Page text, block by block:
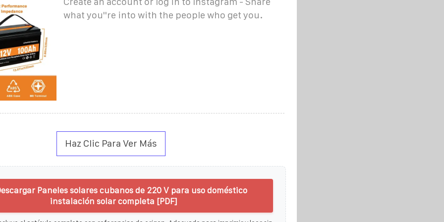
what you''re into with the people who get you.
Haz Clic Para Ver Más
Paneles solares cubanos de 220 V para uso doméstico
instalación solar completa [PDF]